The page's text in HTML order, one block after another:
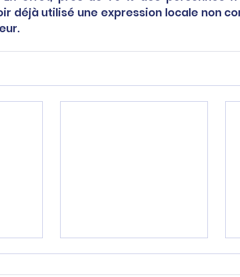
déjà utilisé une expression locale non